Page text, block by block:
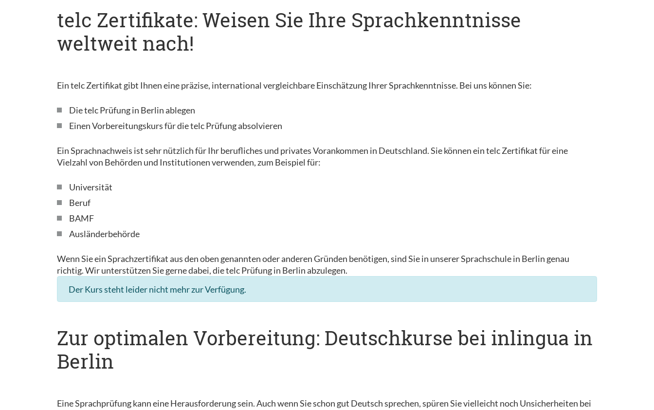
telc Zertifikate: Weisen Sie Ihre Sprachkenntnisse
weltweit nach!
Ein telc Zertifikat gibt Ihnen eine präzise, international vergleichbare Einschätzung Ihrer Sprachkenntnisse. Bei uns können Sie:
Die telc Prüfung in Berlin ablegen
Einen Vorbereitungskurs für die telc Prüfung absolvieren
Ein Sprachnachweis ist sehr nützlich für Ihr berufliches und privates Vorankommen in Deutschland. Sie können ein telc Zertifikat für eine
Vielzahl von Behörden und Institutionen verwenden, zum Beispiel für:
Universität
Beruf
BAMF
Ausländerbehörde
Wenn Sie ein Sprachzertifikat aus den oben genannten oder anderen Gründen benötigen, sind Sie in unserer Sprachschule in Berlin genau
richtig. Wir unterstützen Sie gerne dabei, die telc Prüfung in Berlin abzulegen.
Der Kurs steht leider nicht mehr zur Verfügung.
Zur optimalen Vorbereitung: Deutschkurse bei inlingua in
Berlin
Eine Sprachprüfung kann eine Herausforderung sein. Auch wenn Sie schon gut Deutsch sprechen, spüren Sie vielleicht noch Unsicherheiten bei